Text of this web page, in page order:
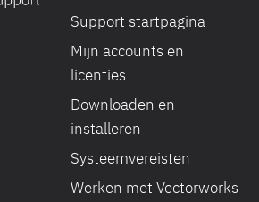
Support startpagina
Mijn accounts en
licenties
Downloaden en
installeren
Systeemvereisten
Werken met Vectorworks